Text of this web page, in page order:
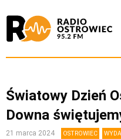
Światowy Dzień
Downa
21 marca 2024 OSTROWIEC